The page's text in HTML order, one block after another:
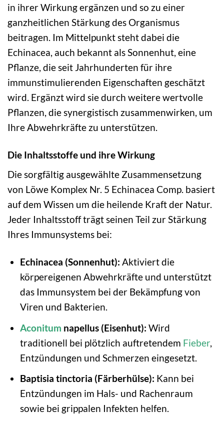
in ihrer Wirkung ergänzen und so zu einer
ganzheitlichen Stärkung des Organismus
beitragen. Im Mittelpunkt steht dabei die
Echinacea, auch bekannt als Sonnenhut, eine
Pflanze, die seit Jahrhunderten für ihre
immunstimulierenden Eigenschaften geschätzt
wird. Ergänzt wird sie durch weitere wertvolle
Pflanzen, die synergistisch zusammenwirken, um
Ihre Abwehrkräfte zu unterstützen.
Die Inhaltsstoffe und ihre Wirkung
Die sorgfältig ausgewählte Zusammensetzung
von Löwe Komplex Nr. 5 Echinacea Comp. basiert
auf dem Wissen um die heilende Kraft der Natur.
Jeder Inhaltsstoff trägt seinen Teil zur Stärkung
Ihres Immunsystems bei:
Echinacea (Sonnenhut): Aktiviert die
körpereigenen Abwehrkräfte und unterstützt
das Immunsystem bei der Bekämpfung von
Viren und Bakterien.
Aconitum napellus (Eisenhut): Wird
traditionell bei plötzlich auftretendem Fieber,
Entzündungen und Schmerzen eingesetzt.
Baptisia tinctoria (Färberhülse): Kann bei
Entzündungen im Hals- und Rachenraum
sowie bei grippalen Infekten helfen.